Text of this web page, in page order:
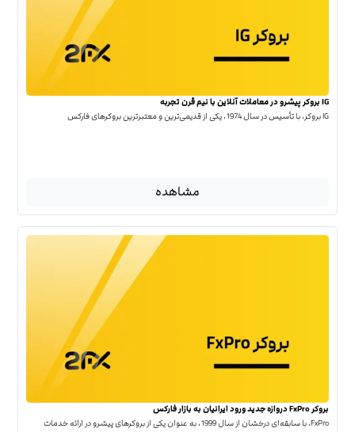
IG بروکر پیشرو در معاملات آنلاین با نیم قرن تجربه
IG بروکر، با تأسیس در سال 1974، یکی از قدیمی‌ترین و معتبرترین بروکرهای فارکس
مشاهده
بروکر FxPro دروازه جدید ورود ایرانیان به بازار فارکس
FxPro، با سابقه‌ای درخشان از سال 1999، به عنوان یکی از بروکرهای پیشرو در ارائه خدمات